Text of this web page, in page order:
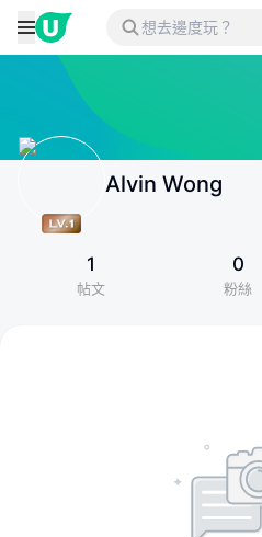
Alvin Wong
1
帖文
0
粉絲